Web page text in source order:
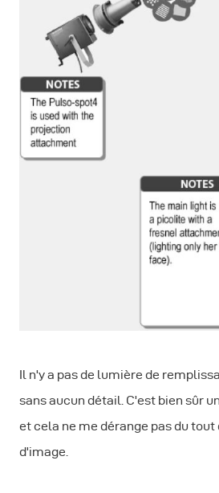
Il n'y a pas de lumière de
sans aucun détail. C'est bien sûr
et cela ne me dérange pas du tout
d'image.